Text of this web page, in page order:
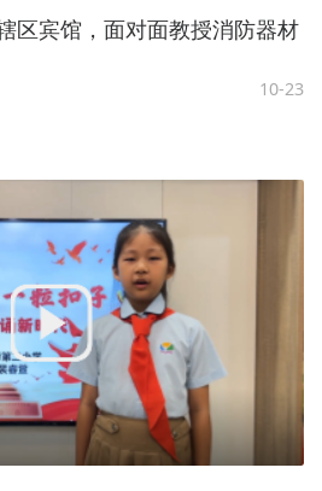
区宾馆，面对面教授消防器材
10-23